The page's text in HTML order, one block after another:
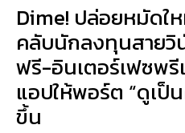
Dime! ปล่อยหมัดใ
คลับนักลงทุนสายวิ
ฟรี-อินเตอร์เฟซพ
แอปให้พอร์ต “ดูเป็
ขึ้น